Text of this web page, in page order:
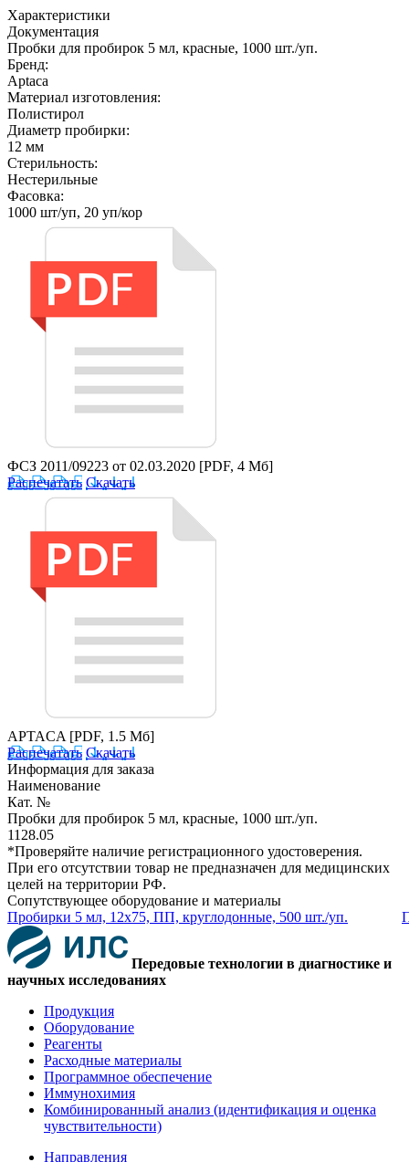
Характеристики
Документация
Пробки для пробирок 5 мл, красные, 1000 шт./уп.
Бренд:
Aptaca
Материал изготовления:
Полиcтирол
Диаметр пробирки:
12 мм
Стерильность:
Нестерильные
Фасовка:
1000 шт/уп, 20 уп/кор
ФСЗ 2011/09223 от 02.03.2020 [PDF, 4 Мб]
Распечатать Скачать
APTACA [PDF, 1.5 Мб]
Распечатать Скачать
Информация для заказа
Наименование
Кат. №
Пробки для пробирок 5 мл, красные, 1000 шт./уп.
1128.05
*Проверяйте наличие регистрационного удостоверения.
При его отсутствии товар не предназначен для медицинских
целей на территории РФ.
Сопутствующее оборудование и материалы
Пробирки 5 мл, 12х75, ПП, круглодонные, 500 шт./уп.
Передовые технологии в диагностике и
научных исследованиях
Продукция
Оборудование
Реагенты
Расходные материалы
Программное обеспечение
Иммунохимия
Комбинированный анализ (идентификация и оценка
чувствительности)
Направления